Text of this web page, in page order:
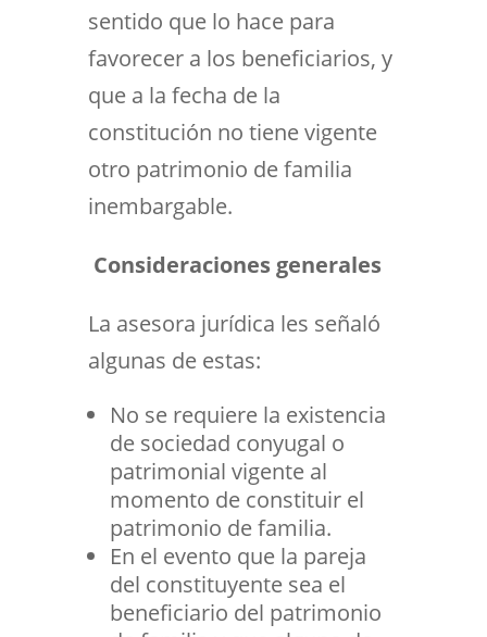
sentido que lo hace para
favorecer a los beneficiarios, y
que a la fecha de la
constitución no tiene vigente
otro patrimonio de familia
inembargable.
Consideraciones generales
La asesora jurídica les señaló
algunas de estas:
No se requiere la existencia
de sociedad conyugal o
patrimonial vigente al
momento de constituir el
patrimonio de familia.
En el evento que la pareja
del constituyente sea el
beneficiario del patrimonio